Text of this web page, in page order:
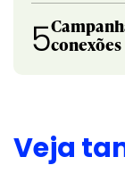
5conexões
Veja